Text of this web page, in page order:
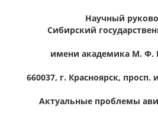
Научный
Сибирский
имени академика М. Ф.
660037, г. Красноярск, просп.
Актуальные проблемы